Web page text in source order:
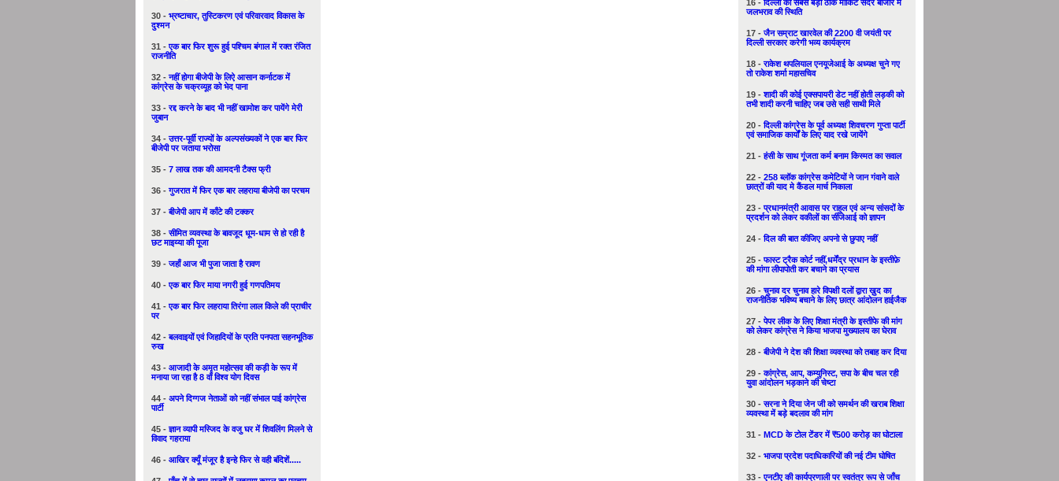
30 - भ्रष्टाचार, तुस्टिकरण एवं परिवारवाद विकास के
दुश्मन
31 -एक बार फिर शुरू हुई पश्चिम बंगाल में रक्त रंजित
राजनीति
32 -नहीं होगा बीजेपी के लिऐ आसान कर्नाटक में
कांग्रेस के चक्रव्यूह को भेद पाना
33 -रद्द करने के बाद भी नहीं खामोश कर पायेंगे मेरी
जुबान
34 -उत्तर-पूर्वी राज्यों के अल्पसंख्यकों ने एक बार फिर
बीजेपी पर जताया भरोसा
35 - 7 लाख तक की आमदनी टैक्स फ्री
36 -गुजरात में फिर एक बार लहराया बीजेपी का परचम
37 -बीजेपी आप में काँटे की टक्कर
38 -सीमित व्यवस्था के बावजूद धूम-धाम से हो रही है
छट माइय्या की पूजा
39 -जहाँ आज भी पुजा जाता है रावण
40 -एक बार फिर माया नगरी हुई गणपतिमय
41 -एक बार फिर लहराया तिरंगा लाल किले की प्राचीर
पर
42 -बलवाइयों एवं जिहादियों के प्रति पनपता सहनभूतिक
रुख
43 - आजादी के अमृत महोत्सव की कड़ी के रूप में
मनाया जा रहा है 8 वाँ विश्व योग दिवस
44 - अपने दिग्गज नेताओं को नहीं संभाल पाई कांग्रेस
पार्टी
45 -ज्ञान व्यापी मस्जिद के वजु घर में शिवलिंग मिलने से
विवाद गहराया
46 - आखिर क्यूँ मंजूर है इन्हे फिर से वही बंदिशें.....
16 -दिल्ली की सबसे बड़ी ठोक मार्किट सदर बाजार में
जलभराव की स्थिति
17 -जैन सम्राट खारवेल की 2200 वी जयंती पर
दिल्ली सरकार करेगी भव्य कार्यक्रम
18 -राकेश थपलियाल एनयूजेआई के अध्यक्ष चुने गए
तो राकेश शर्मा महासचिव
19 -शादी की कोई एक्सपायरी डेट नहीं होती लड़की को
तभी शादी करनी चाहिए जब उसे सही साथी मिले
20 -दिल्ली कांग्रेस के पूर्व अध्यक्ष शिवचरण गुप्ता पार्टी
एवं समाजिक कार्यों के लिए याद रखे जायेंगे
21 -हंसी के साथ गूंजता कर्म बनाम किस्मत का सवाल
22 - 258 ब्लॉक कांग्रेस कमेटियों ने जान गंवाने वाले
छात्रों की याद मे कैंडल मार्च निकाला
23 -प्रधानमंत्री आवास पर राहुल एवं अन्य सांसदों के
प्रदर्शन को लेकर वकीलों का सीजेआई को ज्ञापन
24 -दिल की बात कीजिए अपनो से छुपाए नहीं
25 -फास्ट ट्रैक कोर्ट नहीं,धर्मेंद्र प्रधान के इस्तीफ़े
की मांगा लीपापोती कर बचाने का प्रयास
26 -चुनाव दर चुनाव हारे विपक्षी दलों द्वारा ख़ुद का
राजनीतिक भविष्य बचाने के लिए छात्र आंदोलन हाईजैक
27 -पेपर लीक के लिए शिक्षा मंत्री के इस्तीफे की मांग
को लेकर कांग्रेस ने किया भाजपा मुख्यालय का घेराव
28 -बीजेपी ने देश की शिक्षा व्यवस्था को तबाह कर दिया
29 -कांग्रेस, आप, कम्युनिस्ट, सपा के बीच चल रही
युवा आंदोलन भड़काने की चेष्टा
30 -सरना ने दिया जेन जी को समर्थन की खराब शिक्षा
व्यवस्था में बड़े बदलाव की मांग
31 - MCD के टोल टेंडर में ₹500 करोड़ का घोटाला
32 - भाजपा प्रदेश पदाधिकारियों की नई टीम घोषित
33 -एनटीए की कार्यप्रणाली पर स्वतंत्र रूप से जाँच